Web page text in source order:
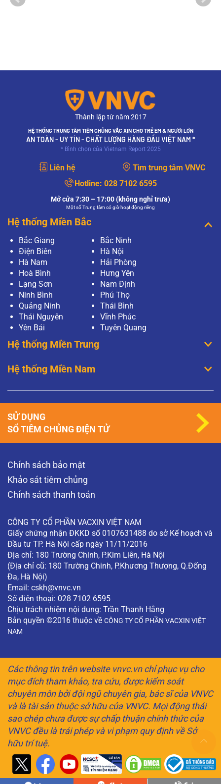
Thành lập từ năm 2017
HỆ THỐNG TRUNG TÂM TIÊM CHỦNG VẮC XIN CHO TRẺ EM & NGƯỜI LỚN
AN TOÀN - UY TÍN - CHẤT LƯỢNG HÀNG ĐẦU VIỆT NAM *
* Bình chọn của Vietnam Report 2025
Liên hệ
Tìm trung tâm VNVC
Hotline: 028 7102 6595
Mở cửa 7:30 – 17:00 (không nghỉ trưa)
Một số Trung tâm có giờ hoạt động riêng
Hệ thống Miền Bắc
Bắc Giang
Bắc Ninh
Điện Biên
Hà Nội
Hà Nam
Hải Phòng
Hoà Bình
Hưng Yên
Lạng Sơn
Nam Định
Ninh Bình
Phú Thọ
Quảng Ninh
Thái Bình
Thái Nguyên
Vĩnh Phúc
Yên Bái
Tuyên Quang
Hệ thống Miền Trung
Hệ thống Miền Nam
Chính sách bảo mật
Khảo sát tiêm chủng
Chính sách thanh toán
CÔNG TY CỔ PHẦN VACXIN VIỆT NAM
Giấy chứng nhận ĐKKD số 0107631488 do sở Kế hoạch và
Đầu tư TP. Hà Nội cấp ngày 11/11/2016
Địa chỉ: 180 Trường Chinh, P.Kim Liên, Hà Nội
(Địa chỉ cũ: 180 Trường Chinh, P.Khương Thượng, Q.Đống
Đa, Hà Nội)
Email: cskh@vnvc.vn
Số điện thoại: 028 7102 6595
Chịu trách nhiệm nội dung: Trần Thanh Hằng
Bản quyền ©2016 thuộc về CÔNG TY CỔ PHẦN VACXIN VIỆT
NAM
SỬ DỤNG
SỔ TIÊM CHỦNG ĐIỆN TỬ
Các thông tin trên website vnvc.vn chỉ phục vụ cho
mục đích tham khảo, tra cứu, được kiểm soát
chuyên môn bởi đội ngũ chuyên gia, bác sĩ của VNVC
và là tài sản thuộc sở hữu của VNVC. Mọi động thái
sao chép chưa được sự chấp thuận chính thức của
VNVC đều là trái phép và vi phạm quy định về Sở
hữu trí tuệ.